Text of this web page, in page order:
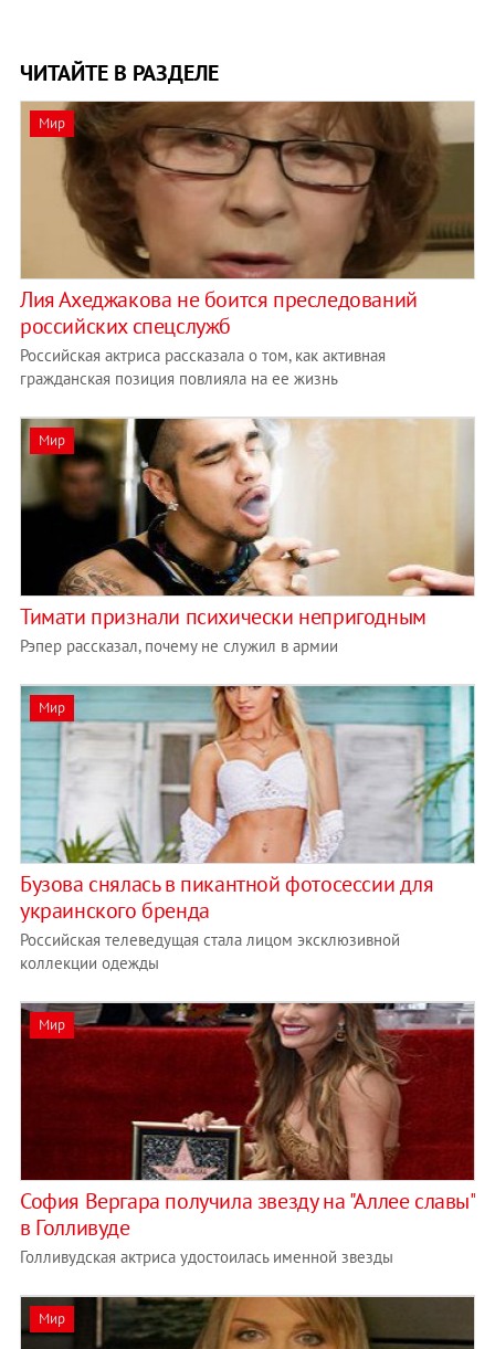
ЧИТАЙТЕ В РАЗДЕЛЕ
Мир
Лия Ахеджакова не боится преследований
российских спецслужб
Российская актриса рассказала о том, как активная
гражданская позиция повлияла на ее жизнь
Мир
Тимати признали психически непригодным
Рэпер рассказал, почему не служил в армии
Мир
Бузова снялась в пикантной фотосессии для
украинского бренда
Российская телеведущая стала лицом эксклюзивной
коллекции одежды
Мир
София Вергара получила звезду на "Аллее славы"
в Голливуде
Голливудская актриса удостоилась именной звезды
Мир